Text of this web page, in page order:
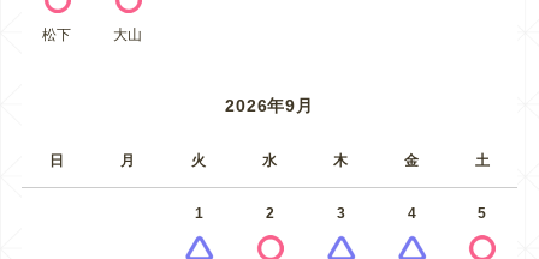
松下 大山
2026年9月
日 月 火 水 木 金 土
1 2 3 4 5